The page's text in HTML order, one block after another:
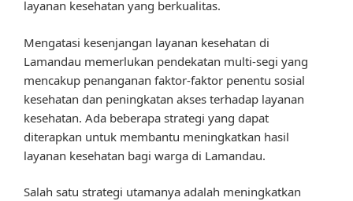
layanan kesehatan yang berkualitas.
Mengatasi kesenjangan layanan kesehatan di
Lamandau memerlukan pendekatan multi-segi yang
mencakup penanganan faktor-faktor penentu sosial
kesehatan dan peningkatan akses terhadap layanan
kesehatan. Ada beberapa strategi yang dapat
diterapkan untuk membantu meningkatkan hasil
layanan kesehatan bagi warga di Lamandau.
Salah satu strategi utamanya adalah meningkatkan